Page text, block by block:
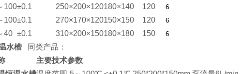
100±0.1 250×200×120180×140 120 6
100±0.1 270×170×120150×150 120 6
40 ±0.1 310×200×150180×180 150 6
水槽
同类产品：
主要技术参数